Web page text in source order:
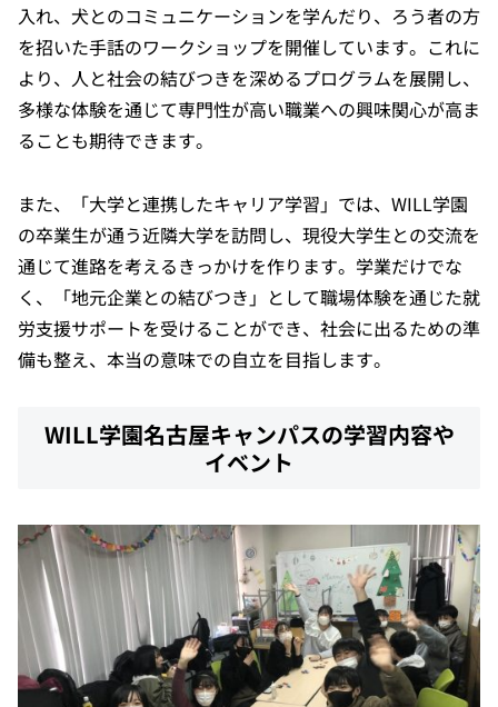
入れ、犬とのコミュニケーションを学んだり、ろう者の方
を招いた手話のワークショップを開催しています。これに
より、人と社会の結びつきを深めるプログラムを展開し、
多様な体験を通じて専門性が高い職業への興味関心が高ま
ることも期待できます。
また、「大学と連携したキャリア学習」では、WILL学園
の卒業生が通う近隣大学を訪問し、現役大学生との交流を
通じて進路を考えるきっかけを作ります。学業だけでな
く、「地元企業との結びつき」として職場体験を通じた就
労支援サポートを受けることができ、社会に出るための準
備も整え、本当の意味での自立を目指します。
WILL学園名古屋キャンパスの学習内容や
イベント